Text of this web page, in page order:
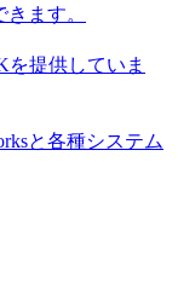
ます。
を提供していま
と各種システム